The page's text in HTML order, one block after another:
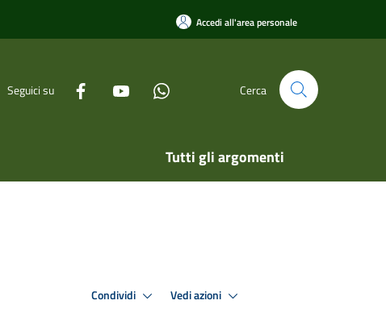
Accedi all'area personale
Seguici su Cerca
Tutti gli argomenti
Condividi Vedi azioni